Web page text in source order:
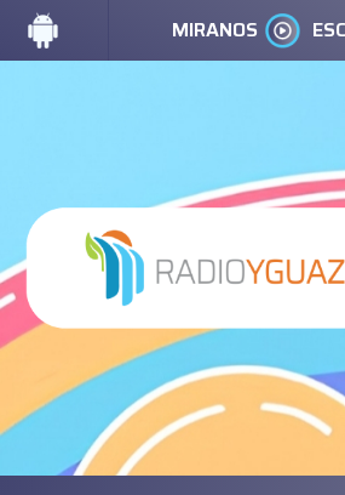
MIRANOS